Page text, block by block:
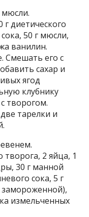
мюсли.
г диетического
50 г мюсли,
ванилин.
Смешать его с
сахар и
ягод
клубнику
творогом.
тарелки и
творога, 2 яйца, 1
30 г манной
сока, 5 г
измельченных